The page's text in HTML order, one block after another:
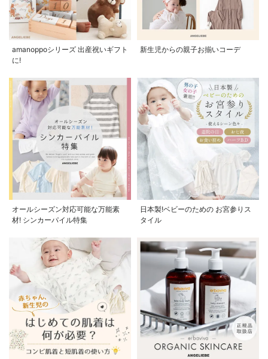
amanoppoシリーズ 出産祝いギフト
に!
新生児からの親子お揃いコーデ
オールシーズン対応可能な万能素
材! シンカーパイル特集
日本製!ベビーのための お宮参りス
タイル